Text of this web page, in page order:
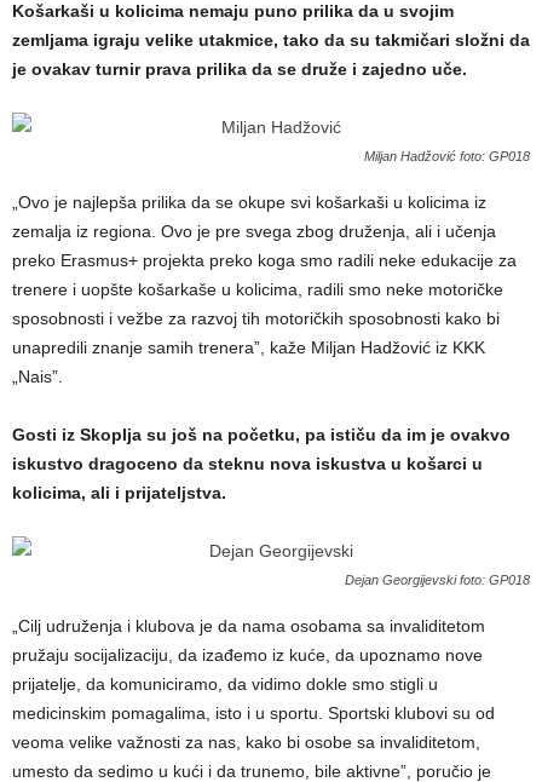
Košarkaši u kolicima nemaju puno prilika da u svojim
zemljama igraju velike utakmice, tako da su takmičari složni da
je ovakav turnir prava prilika da se druže i zajedno uče.
Miljan Hadžović foto: GP018
„Ovo je najlepša prilika da se okupe svi košarkaši u kolicima iz
zemalja iz regiona. Ovo je pre svega zbog druženja, ali i učenja
preko Erasmus+ projekta preko koga smo radili neke edukacije za
trenere i uopšte košarkaše u kolicima, radili smo neke motoričke
sposobnosti i vežbe za razvoj tih motoričkih sposobnosti kako bi
unapredili znanje samih trenera”, kaže Miljan Hadžović iz KKK
„Nais”.
Gosti iz Skoplja su još na početku, pa ističu da im je ovakvo
iskustvo dragoceno da steknu nova iskustva u košarci u
kolicima, ali i prijateljstva.
Dejan Georgijevski foto: GP018
„Cilj udruženja i klubova je da nama osobama sa invaliditetom
pružaju socijalizaciju, da izađemo iz kuće, da upoznamo nove
prijatelje, da komuniciramo, da vidimo dokle smo stigli u
medicinskim pomagalima, isto i u sportu. Sportski klubovi su od
veoma velike važnosti za nas, kako bi osobe sa invaliditetom,
umesto da sedimo u kući i da trunemo, bile aktivne”, poručio je